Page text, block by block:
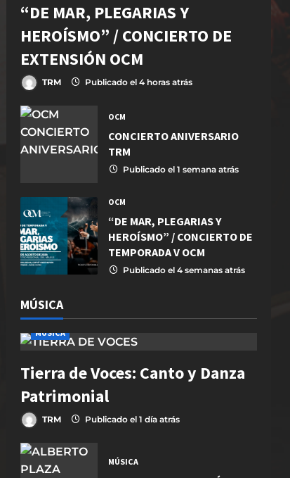
“DE MAR, PLEGARIAS Y
HEROÍSMO” / CONCIERTO DE
EXTENSIÓN OCM
TRM Publicado el 4 horas atrás
OCM
CONCIERTO ANIVERSARIO
TRM
Publicado el 1 semana atrás
OCM
“DE MAR, PLEGARIAS Y
HEROÍSMO” / CONCIERTO DE
TEMPORADA V OCM
Publicado el 4 semanas atrás
MÚSICA
MÚSICA
Tierra de Voces: Canto y Danza
Patrimonial
TRM Publicado el 1 día atrás
MÚSICA